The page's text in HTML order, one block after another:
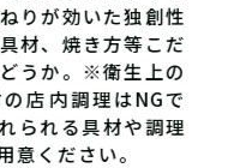
りが効いた独創性
材、焼き方等こだ
うか。※衛生上の
店内調理はNGで
られる具材や調理
意ください。